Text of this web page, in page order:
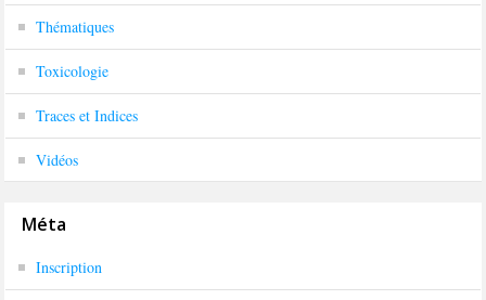
Thématiques
Toxicologie
Traces et Indices
Vidéos
Méta
Inscription